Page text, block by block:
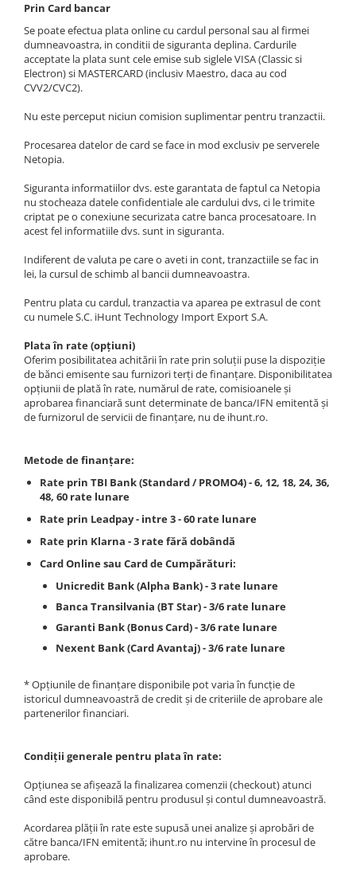
Friteuze Aer Cald / Air Fryer
Mașini de Spălat
Mașini de Spălat Vase
Mașini de Spălat Rufe
Roboți Curătenie
Roboți Aspirator
Roboți Geamuri
Roboți Piscină
Accesorii Consumabile
Uscătoare Haine
Coșuri de gunoi
Uscătoare de Păr
Plăci de Îndreptat Părul
SPA
Camere de supraveghere
Climatizare
Purificatoare
Power Station
Seturi de duș
PET SHOP
Litiere Automate
Accesorii Litiere
ALTI PRODUCATORI
Telefoane Mobile Ulefone
Tablete Ulefone
Casti Audio Ulefone
Huse protectie Ulefone
Produse Doogee
Telefoane Mobile Doogee
Prin Card bancar
Se poate efectua plata online cu cardul personal sau al firmei
dumneavoastra, in conditii de siguranta deplina. Cardurile
acceptate la plata sunt cele emise sub siglele VISA (Classic si
Electron) si MASTERCARD (inclusiv Maestro, daca au cod
CVV2/CVC2).
Nu este perceput niciun comision suplimentar pentru tranzactii.
Procesarea datelor de card se face in mod exclusiv pe serverele
Netopia.
Siguranta informatiilor dvs. este garantata de faptul ca Netopia
nu stocheaza datele confidentiale ale cardului dvs, ci le trimite
criptat pe o conexiune securizata catre banca procesatoare. In
acest fel informatiile dvs. sunt in siguranta.
Indiferent de valuta pe care o aveti in cont, tranzactiile se fac in
lei, la cursul de schimb al bancii dumneavoastra.
Pentru plata cu cardul, tranzactia va aparea pe extrasul de cont
cu numele S.C. iHunt Technology Import Export S.A.
Plata în rate (opțiuni)
Oferim posibilitatea achitării în rate prin soluții puse la dispoziție
de bănci emisente sau furnizori terți de finanțare. Disponibilitatea
opțiunii de plată în rate, numărul de rate, comisioanele și
aprobarea financiară sunt determinate de banca/IFN emitentă și
de furnizorul de servicii de finanțare, nu de ihunt.ro.
Metode de finanțare:
Rate prin TBI Bank (Standard / PROMO4) - 6, 12, 18, 24, 36,
48, 60 rate lunare
Rate prin Leadpay - intre 3 - 60 rate lunare
Rate prin Klarna - 3 rate fără dobândă
Card Online sau Card de Cumpărături:
Unicredit Bank (Alpha Bank) - 3 rate lunare
Banca Transilvania (BT Star) - 3/6 rate lunare
Garanti Bank (Bonus Card) - 3/6 rate lunare
Nexent Bank (Card Avantaj) - 3/6 rate lunare
* Opțiunile de finanțare disponibile pot varia în funcție de
istoricul dumneavoastră de credit și de criteriile de aprobare ale
partenerilor financiari.
Condiții generale pentru plata în rate:
Opțiunea se afișează la finalizarea comenzii (checkout) atunci
când este disponibilă pentru produsul și contul dumneavoastră.
Acordarea plății în rate este supusă unei analize și aprobări de
către banca/IFN emitentă; ihunt.ro nu intervine în procesul de
aprobare.